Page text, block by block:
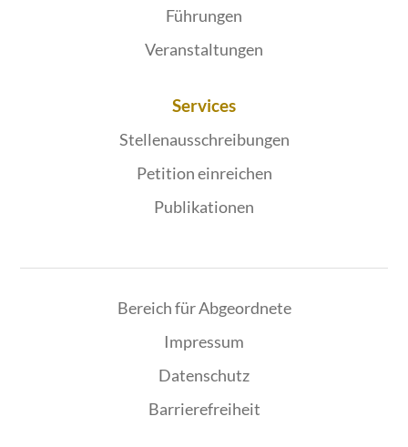
Führungen
Veranstaltungen
Services
Stellenausschreibungen
Petition einreichen
Publikationen
Bereich für Abgeordnete
Impressum
Datenschutz
Barrierefreiheit